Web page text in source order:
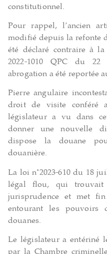
constitutionnel.
Pour rappel, l’ancien
modifié depuis la refonte
été déclaré contraire à
2022-1010 QPC du 22
abrogation a été reportée
Pierre angulaire
droit de visite conféré
législateur a vu dans
donner une nouvelle
dispose la douane
douanière.
La loi n°2023-610 du 18
légal flou, qui trouvait
jurisprudence et met
entourant les pouvoirs
douanes.
Le législateur a entériné
par la Chambre